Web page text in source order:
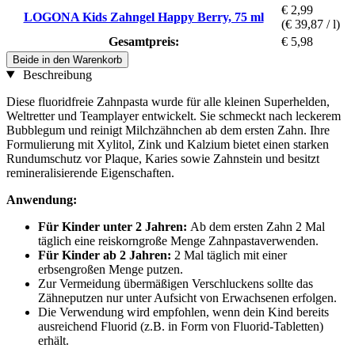
LOGONA Kids Zahngel Happy Berry, 75 ml
€ 2,99
(€ 39,87 / l)
Gesamtpreis:
€ 5,98
Beide in den Warenkorb
Beschreibung
Diese fluoridfreie Zahnpasta wurde für alle kleinen Superhelden,
Weltretter und Teamplayer entwickelt. Sie schmeckt nach leckerem
Bubblegum und reinigt Milchzähnchen ab dem ersten Zahn. Ihre
Formulierung mit Xylitol, Zink und Kalzium bietet einen starken
Rundumschutz vor Plaque, Karies sowie Zahnstein und besitzt
remineralisierende Eigenschaften.
Anwendung:
Für Kinder unter 2 Jahren: Ab dem ersten Zahn 2 Mal
täglich eine reiskorngroße Menge Zahnpastaverwenden.
Für Kinder ab 2 Jahren: 2 Mal täglich mit einer
erbsengroßen Menge putzen.
Zur Vermeidung übermäßigen Verschluckens sollte das
Zähneputzen nur unter Aufsicht von Erwachsenen erfolgen.
Die Verwendung wird empfohlen, wenn dein Kind bereits
ausreichend Fluorid (z.B. in Form von Fluorid-Tabletten)
erhält.